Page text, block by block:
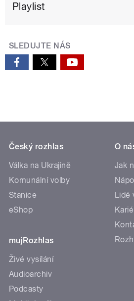
Playlist
SLEDUJTE NÁS
Český rozhlas
Válka na Ukrajině
Komunální volby
Stanice
eShop
mujRozhlas
Živé vysílání
Audioarchiv
Podcasty
O
Jak
Lidé